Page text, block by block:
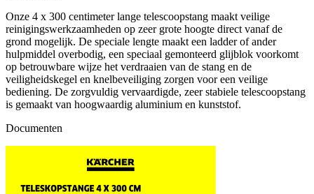
Onze 4 x 300 centimeter lange telescoopstang maakt veilige
reinigingswerkzaamheden op zeer grote hoogte direct vanaf de
grond mogelijk. De speciale lengte maakt een ladder of ander
hulpmiddel overbodig, een speciaal gemonteerd glijblok voorkomt
op betrouwbare wijze het verdraaien van de stang en de
veiligheidskegel en knelbeveiliging zorgen voor een veilige
bediening. De zorgvuldig vervaardigde, zeer stabiele telescoopstang
is gemaakt van hoogwaardig aluminium en kunststof.
Documenten